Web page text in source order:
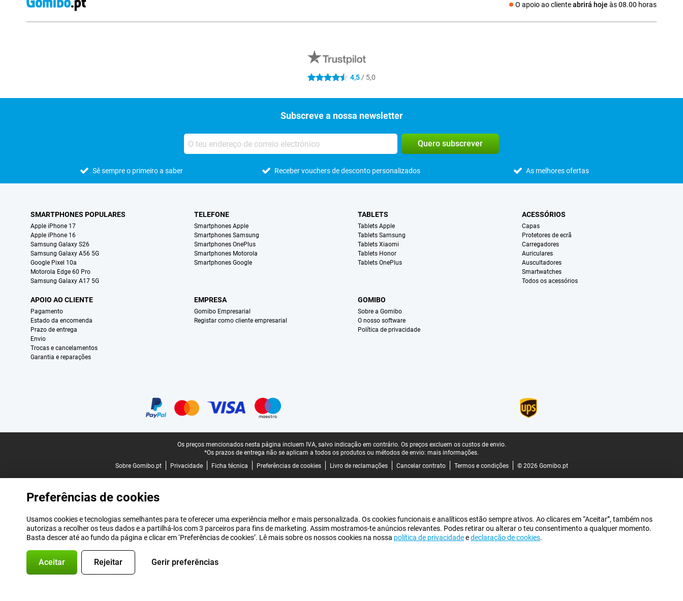
O apoio ao clienteabrirá hoje às 08.00 horas
Redes sociais
4.5 estrelas 4,5 / 5,0
Subscreve a nossa newsletter
Quero subscrever
Sê sempre o primeiro a saber Receber vouchers de desconto personalizados As melhores ofertas
SMARTPHONES POPULARES
Apple iPhone 17
Apple iPhone 16
Samsung Galaxy S26
Samsung Galaxy A56 5G
Google Pixel 10a
Motorola Edge 60 Pro
Samsung Galaxy A17 5G
TELEFONE
Smartphones Apple
Smartphones Samsung
Smartphones OnePlus
Smartphones Motorola
Smartphones Google
TABLETS
Tablets Apple
Tablets Samsung
Tablets Xiaomi
Tablets Honor
Tablets OnePlus
ACESSÓRIOS
Capas
Protetores de ecrã
Carregadores
Auriculares
Auscultadores
Smartwatches
Todos os acessórios
APOIO AO CLIENTE
Pagamento
Estado da encomenda
Prazo de entrega
Envio
Trocas e cancelamentos
Garantia e reparações
EMPRESA
Gomibo Empresarial
Registar como cliente empresarial
GOMIBO
Sobre a Gomibo
O nosso software
Política de privacidade
Os preços mencionados nesta página incluem IVA, salvo indicação em contrário. Os preços excluem os custos de envio.
*Os prazos de entrega não se aplicam a todos os produtos ou métodos de envio: mais informações.
Sobre Gomibo.pt
Privacidade Ficha técnica Preferências de cookies Livro de reclamações Cancelar contrato Termos e condições © 2026 Gomibo.pt
Preferências de cookies
Usamos cookies e tecnologias semelhantes para te oferecer uma experiência melhor e mais personalizada. Os cookies funcionais e analíticos estão sempre ativos. Ao clicares em “Aceitar”, também nos
autorizas a recolher os teus dados e a partilhá-los com 3 parceiros para fins de marketing. Assim mostramos-te anúncios relevantes. Podes retirar ou alterar o teu consentimento a qualquer momento.
Basta descer até ao fundo da página e clicar em ‘Preferências de cookies’. Lê mais sobre os nossos cookies na nossa política de privacidadeedeclaração de cookies.
Aceitar Rejeitar Gerir preferências